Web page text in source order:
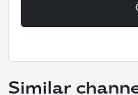
Similar